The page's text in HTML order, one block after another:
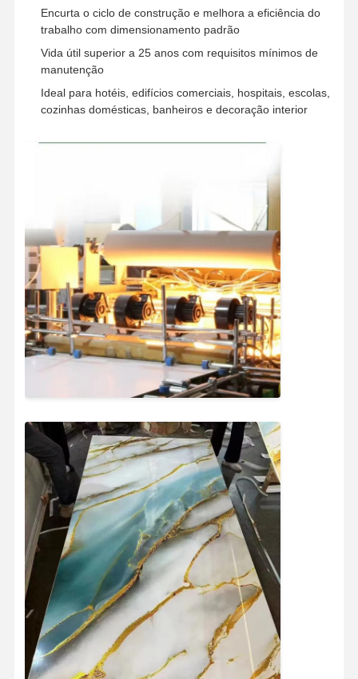
Casa Produtos Vídeos
Quem
Somos
Controle De
Qualidade
Fale
Conosco
Notícias
Todos Os
Casos
Converse
Agora
Painel de Parede Decorativo de PVC
Painel de parede WPC
painel de parede 3d
Painel de parede exterior
Encurta o ciclo de construção e melhora a eficiência do
trabalho com dimensionamento padrão
Vida útil superior a 25 anos com requisitos mínimos de
manutenção
Ideal para hotéis, edifícios comerciais, hospitais, escolas,
cozinhas domésticas, banheiros e decoração interior